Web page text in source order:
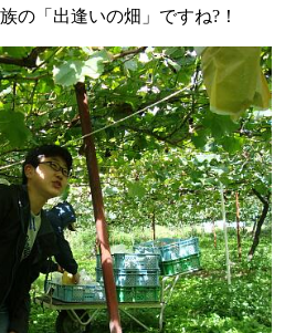
の「出逢いの畑」ですね?！